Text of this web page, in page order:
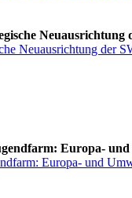
Neuausrichtung
Neuausrichtung der
Europa-
Europa- und